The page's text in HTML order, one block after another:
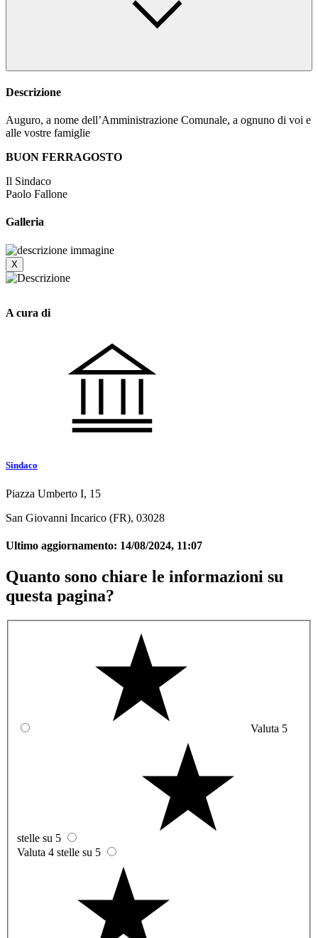
Descrizione
Auguro, a nome dell’Amministrazione Comunale, a ognuno di voi e
alle vostre famiglie
BUON FERRAGOSTO
Il Sindaco
Paolo Fallone
Galleria
X
A cura di
Sindaco
Piazza Umberto I, 15
San Giovanni Incarico (FR), 03028
Ultimo aggiornamento: 14/08/2024, 11:07
Quanto sono chiare le informazioni su
questa pagina?
Valuta 5
stelle su 5
Valuta 4 stelle su 5